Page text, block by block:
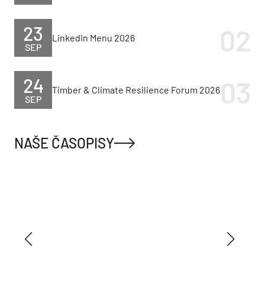
SEP
23 LinkedIn Menu 2026
SEP
24 Timber & Climate Resilience Forum 2026
NAŠE ČASOPISY